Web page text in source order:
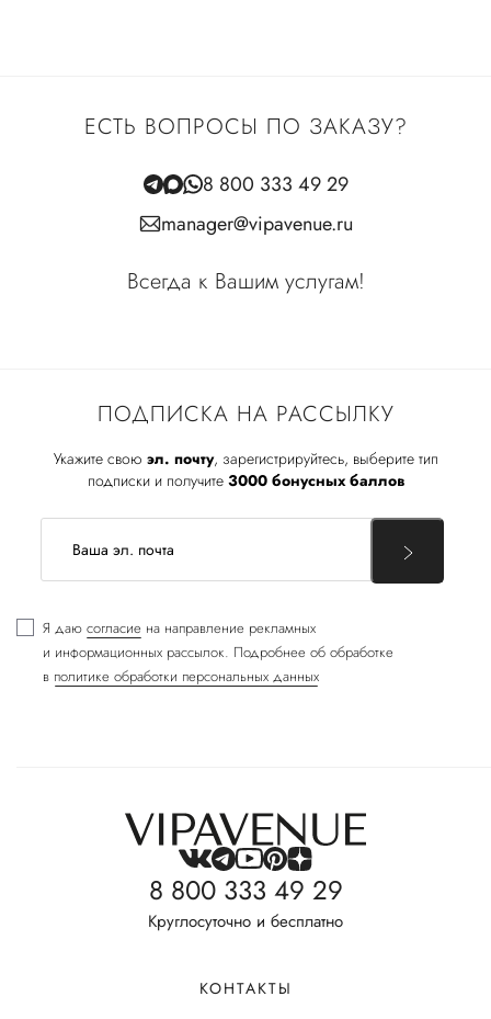
ПОДПИСКА НА РАССЫЛКУ
Укажите свою эл. почту, зарегистрируйтесь, выберите тип
подписки и получите 3000 бонусных баллов
Я даю согласие на направление рекламных
и информационных рассылок. Подробнее об обработке
в политике обработки персональных данных
ЕСТЬ ВОПРОСЫ ПО ЗАКАЗУ?
8 800 333 49 29
manager@vipavenue.ru
Всегда к Вашим услугам!
8 800 333 49 29
Круглосуточно и бесплатно
КОНТАКТЫ